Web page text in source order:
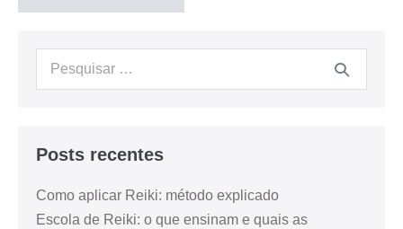
Posts recentes
Como aplicar Reiki: método explicado
Escola de Reiki: o que ensinam e quais as